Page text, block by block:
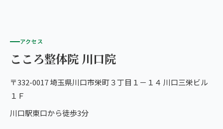
アクセス
こころ整体院 川口院
〒332-0017 埼玉県川口市栄町３丁目１－１４ 川口三栄ビル
１Ｆ
川口駅東口から徒歩3分